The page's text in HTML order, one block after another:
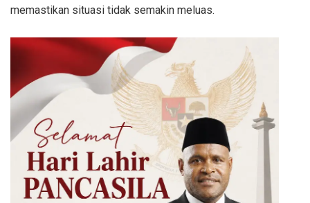
memastikan situasi tidak semakin meluas.